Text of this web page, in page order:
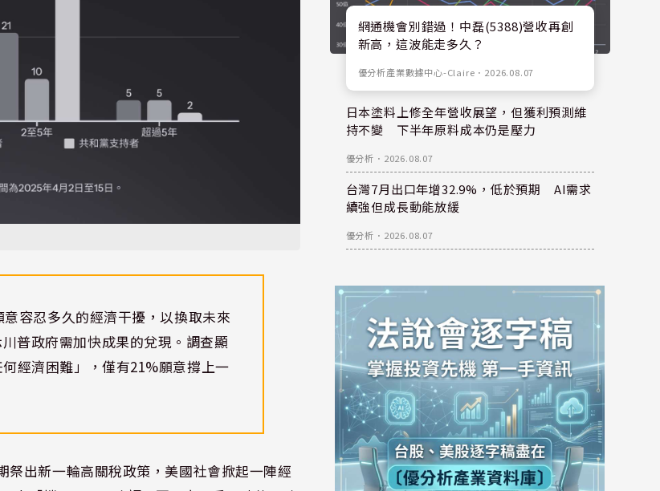
容忍多久的經濟干擾，以換取未來
普政府需加快成果的兌現。調查顯
經濟困難」，僅有21%願意撐上一
祭出新一輪高關稅政策，美國社會掀起一陣經
網通機會別錯過！中磊(5388)營收再創
新高，這波能走多久？
優分析產業數據中心-Claire ． 2026.08.07
日本塗料上修全年營收展望，但獲利預測維
持不變 下半年原料成本仍是壓力
優分析 ． 2026.08.07
台灣7月出口年增32.9%，低於預期 AI需求
續強但成長動能放緩
優分析 ． 2026.08.07